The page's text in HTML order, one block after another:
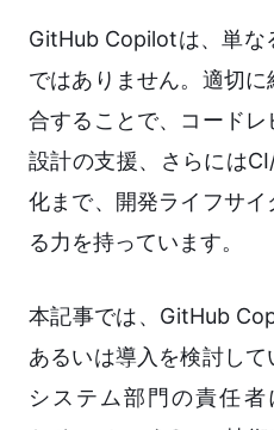
GitHub Copilotは、単な
ではありません。適切
合することで、コード
設計の支援、さらには
化まで、開発ライフサ
る力を持っています。
本記事では、GitHub
あるいは導入を検討し
システム部門の責任者